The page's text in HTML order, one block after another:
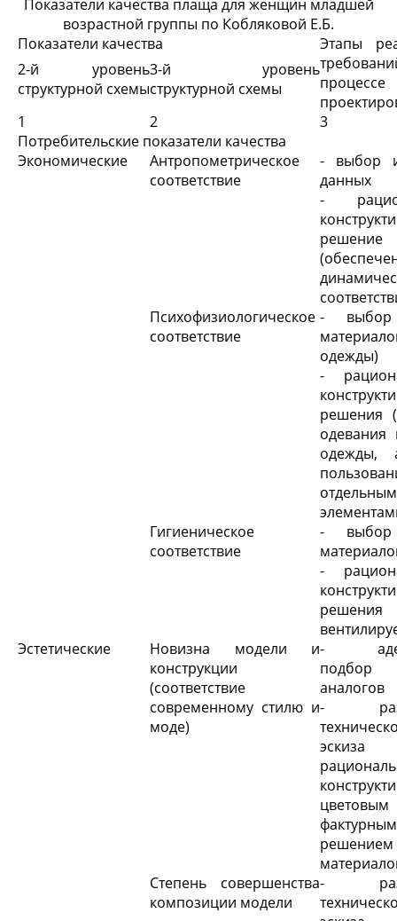
Показатели качества плаща для женщин младшей
возрастной группы по Кобляковой Е.Б.
Показатели качества
Этапы
процессе
2-й уровень
структурной схемы
3-й уровень
структурной схемы
1
2
3
Потребительские показатели качества
Экономические
Антропометрическое
соответствие
- выбор
данных
-
решение
Психофизиологическое
соответствие
- выбор
одежды)
-
решения
одевания
одежды,
Гигиеническое
соответствие
- выбор
-
решения
Эстетические
Новизна модели и
конструкции
(соответствие
современному стилю и
моде)
-
подбор
аналогов
-
фактурным
решением
Степень совершенства
композиции модели
-